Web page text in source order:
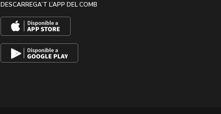
DESCARREGA’T L’APP DEL COMB